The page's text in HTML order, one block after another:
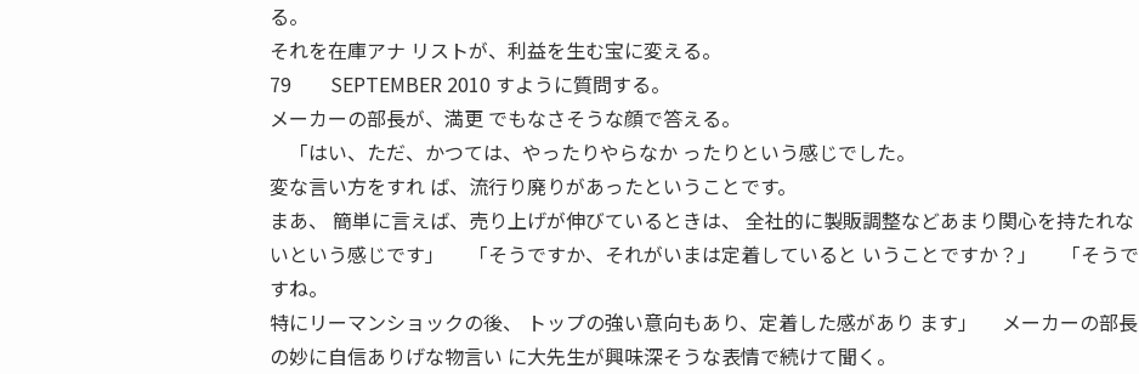
る。
それを在庫アナ リストが、利益を生む宝に変える。
79 SEPTEMBER 2010 すように質問する。
メーカーの部長が、満更 でもなさそうな顔で答える。
「はい、ただ、かつては、やったりやらなか ったりという感じでした。
変な言い方をすれ ば、流行り廃りがあったということです。
まあ、 簡単に言えば、売り上げが伸びているときは、 全社的に製販調整などあまり関心を持たれな
いという感じです」 「そうですか、それがいまは定着していると いうことですか？」 「そうで
すね。
特にリーマンショックの後、 トップの強い意向もあり、定着した感があり ます」 メーカーの部長
の妙に自信ありげな物言い に大先生が興味深そうな表情で続けて聞く。